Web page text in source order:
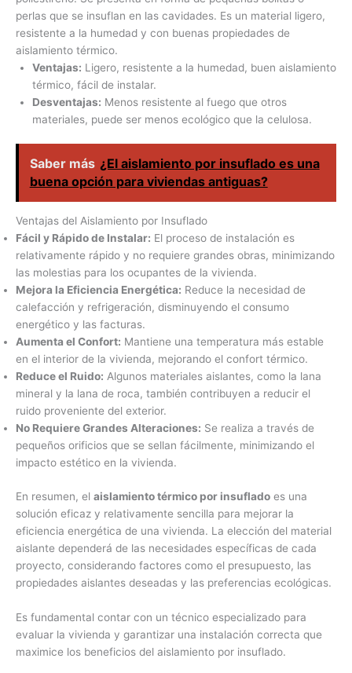
perlas que se insuflan en las cavidades. Es un material ligero,
resistente a la humedad y con buenas propiedades de
aislamiento térmico.
Ventajas: Ligero, resistente a la humedad, buen aislamiento
térmico, fácil de instalar.
Desventajas: Menos resistente al fuego que otros
materiales, puede ser menos ecológico que la celulosa.
Saber más ¿El aislamiento por insuflado es una
buena opción para viviendas antiguas?
Ventajas del Aislamiento por Insuflado
Fácil y Rápido de Instalar: El proceso de instalación es
relativamente rápido y no requiere grandes obras, minimizando
las molestias para los ocupantes de la vivienda.
Mejora la Eficiencia Energética: Reduce la necesidad de
calefacción y refrigeración, disminuyendo el consumo
energético y las facturas.
Aumenta el Confort: Mantiene una temperatura más estable
en el interior de la vivienda, mejorando el confort térmico.
Reduce el Ruido: Algunos materiales aislantes, como la lana
mineral y la lana de roca, también contribuyen a reducir el
ruido proveniente del exterior.
No Requiere Grandes Alteraciones: Se realiza a través de
pequeños orificios que se sellan fácilmente, minimizando el
impacto estético en la vivienda.
En resumen, el aislamiento térmico por insuflado es una
solución eficaz y relativamente sencilla para mejorar la
eficiencia energética de una vivienda. La elección del material
aislante dependerá de las necesidades específicas de cada
proyecto, considerando factores como el presupuesto, las
propiedades aislantes deseadas y las preferencias ecológicas.
Es fundamental contar con un técnico especializado para
evaluar la vivienda y garantizar una instalación correcta que
maximice los beneficios del aislamiento por insuflado.